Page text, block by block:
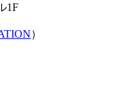
1F
）